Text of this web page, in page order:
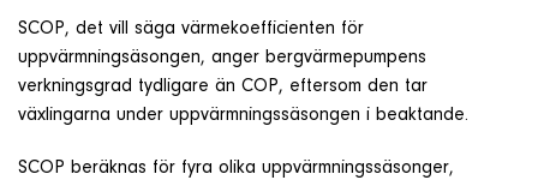
SCOP, det vill säga värmekoefficienten för
uppvärmningsäsongen, anger bergvärmepumpens
verkningsgrad tydligare än COP, eftersom den tar
växlingarna under uppvärmningssäsongen i beaktande.
SCOP beräknas för fyra olika uppvärmningssäsonger,